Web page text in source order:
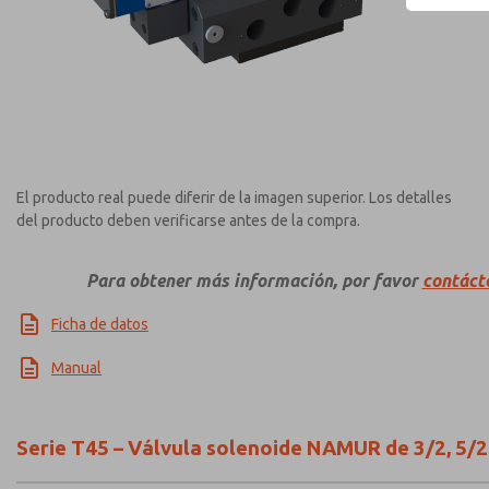
El producto real puede diferir de la imagen superior. Los detalles
del producto deben verificarse antes de la compra.
Para obtener más información, por favor
Ficha de datos
Manual
Serie T45 – Válvula solenoide NAMUR de 3/2, 5/